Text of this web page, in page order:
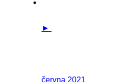
►
června 2021